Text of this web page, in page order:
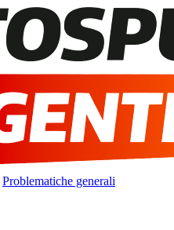
Problematiche generali